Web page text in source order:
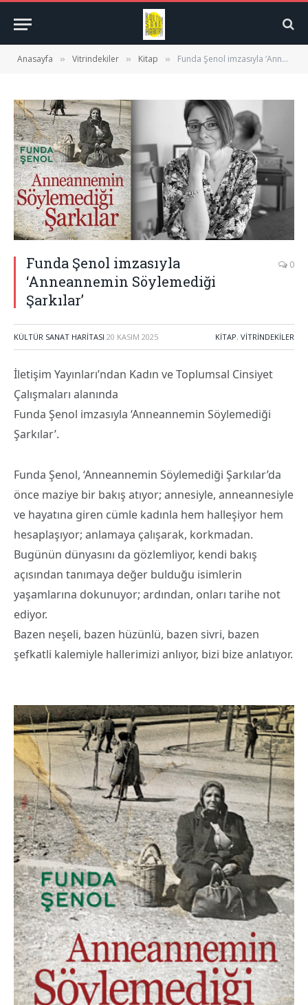
Anasayfa » Vitrindekiler » Kitap » Funda Şenol imzasıyla ‘Anneannemin Söylemediği Şarkılar’
Funda Şenol imzasıyla
‘Anneannemin Söylemediği
Şarkılar’
0
KÜLTÜR SANAT HARITASI 20 KASIM 2025 KITAP, VITRINDEKILER
İletişim Yayınları’ndan Kadın ve Toplumsal Cinsiyet
Çalışmaları alanında
Funda Şenol imzasıyla ‘Anneannemin Söylemediği
Şarkılar’.
Funda Şenol, ‘Anneannemin Söylemediği Şarkılar’da
önce maziye bir bakış atıyor; annesiyle, anneannesiyle
ve hayatına giren cümle kadınla hem halleşiyor hem
hesaplaşıyor; anlamaya çalışarak, korkmadan.
Bugünün dünyasını da gözlemliyor, kendi bakış
açısından tanımaya değer bulduğu isimlerin
yaşamlarına dokunuyor; ardından, onları tarihe not
ediyor.
Bazen neşeli, bazen hüzünlü, bazen sivri, bazen
şefkatli kalemiyle hallerimizi anlıyor, bizi bize anlatıyor.